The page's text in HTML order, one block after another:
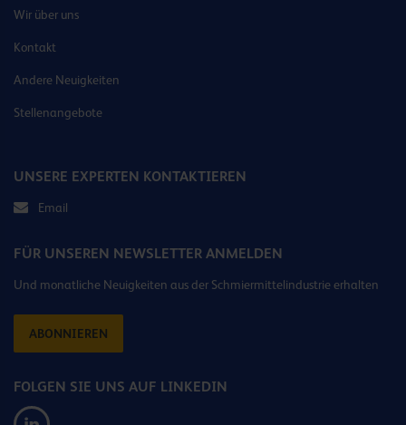
Wir über uns
Kontakt
Andere Neuigkeiten
Stellenangebote
UNSERE EXPERTEN KONTAKTIEREN
Email
FÜR UNSEREN NEWSLETTER ANMELDEN
Und monatliche Neuigkeiten aus der Schmiermittelindustrie erhalten
ABONNIEREN
FOLGEN SIE UNS AUF LINKEDIN